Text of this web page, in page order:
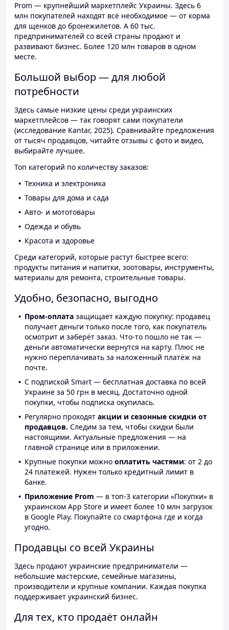
Prom — крупнейший маркетплейс Украины. Здесь 6
млн покупателей находят всё необходимое — от корма
для щенков до бронежилетов. А 60 тыс.
предпринимателей со всей страны продают и
развивают бизнес. Более 120 млн товаров в одном
месте.
Большой выбор — для любой
потребности
Здесь самые низкие цены среди украинских
маркетплейсов — так говорят сами покупатели
(исследование Kantar, 2025). Сравнивайте предложения
от тысяч продавцов, читайте отзывы с фото и видео,
выбирайте лучшее.
Топ категорий по количеству заказов:
Техника и электроника
Товары для дома и сада
Авто- и мототовары
Одежда и обувь
Красота и здоровье
Среди категорий, которые растут быстрее всего:
продукты питания и напитки, зоотовары, инструменты,
материалы для ремонта, строительные товары.
Удобно, безопасно, выгодно
Пром-оплата защищает каждую покупку: продавец
получает деньги только после того, как покупатель
осмотрит и заберёт заказ. Что-то пошло не так —
деньги автоматически вернутся на карту. Плюс не
нужно переплачивать за наложенный платёж на
почте.
С подпиской Smart — бесплатная доставка по всей
Украине за 50 грн в месяц. Достаточно одной
покупки, чтобы подписка окупилась.
Регулярно проходят акции и сезонные скидки от
продавцов. Следим за тем, чтобы скидки были
настоящими. Актуальные предложения — на
главной странице или в приложении.
Крупные покупки можно оплатить частями: от 2 до
24 платежей. Нужен только кредитный лимит в
банке.
Приложение Prom — в топ-3 категории «Покупки» в
украинском App Store и имеет более 10 млн загрузок
в Google Play. Покупайте со смартфона где и когда
угодно.
Продавцы со всей Украины
Здесь продают украинские предприниматели —
небольшие мастерские, семейные магазины,
производители и крупные компании. Каждая покупка
поддерживает украинский бизнес.
Для тех, кто продаёт онлайн